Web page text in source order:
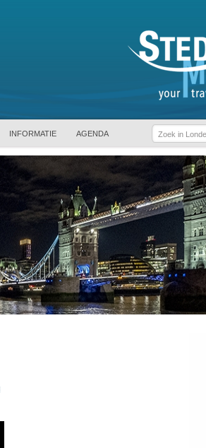
INFORMATIE AGENDA